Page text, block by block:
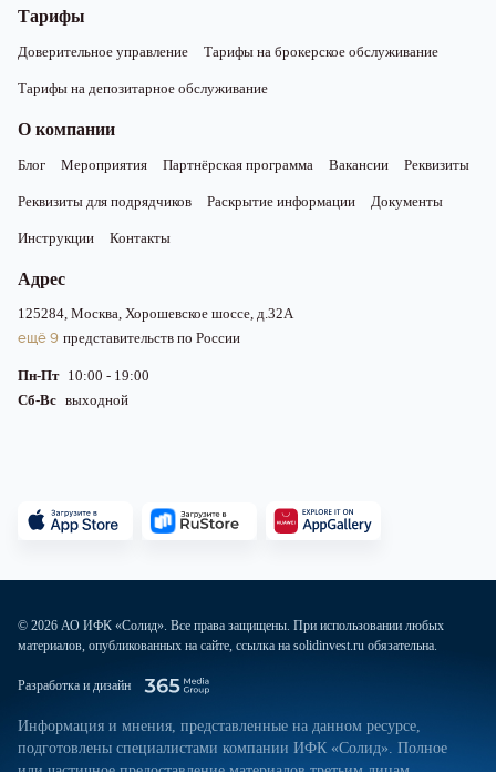
Тарифы
Доверительное управление Тарифы на брокерское обслуживание
Тарифы на депозитарное обслуживание
О компании
Блог Мероприятия Партнёрская программа Вакансии Реквизиты
Реквизиты для подрядчиков Раскрытие информации Документы
Инструкции Контакты
Адрес
125284, Москва, Хорошевское шоссе, д.32А
ещё 9 представительств по России
Пн-Пт 10:00 - 19:00
Сб-Вс выходной
© 2026 АО ИФК «Солид». Все права защищены. При использовании любых
материалов, опубликованных на сайте, ссылка на solidinvest.ru обязательна.
Разработка и дизайн
Информация и мнения, представленные на данном ресурсе,
подготовлены специалистами компании ИФК «Солид». Полное